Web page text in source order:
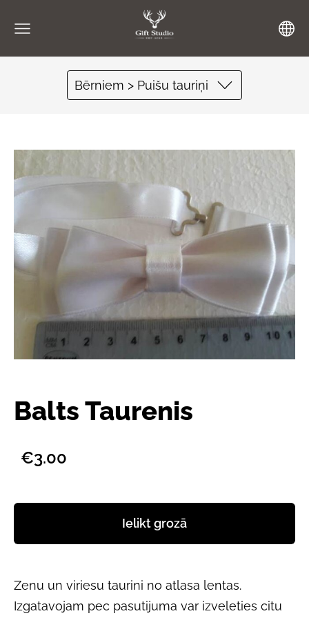
Bērniem > Puišu tauriņi
Balts Taurenis
€3.00
Ielikt grozā
Zenu un viriesu taurini no atlasa lentas.
Izgatavojam pec pasutijuma var izveleties citu